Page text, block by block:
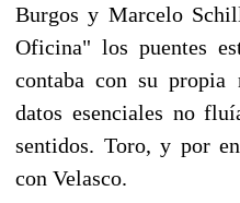
Burgos y Marcelo
Oficina" los puentes
contaba con su
datos esenciales no
sentidos. Toro, y por
con Velasco.